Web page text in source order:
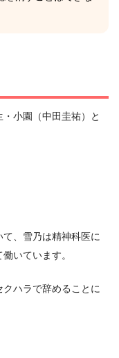
小園（中田圭祐）と
、雪乃は精神科医に
いています。
ハラで辞めることに